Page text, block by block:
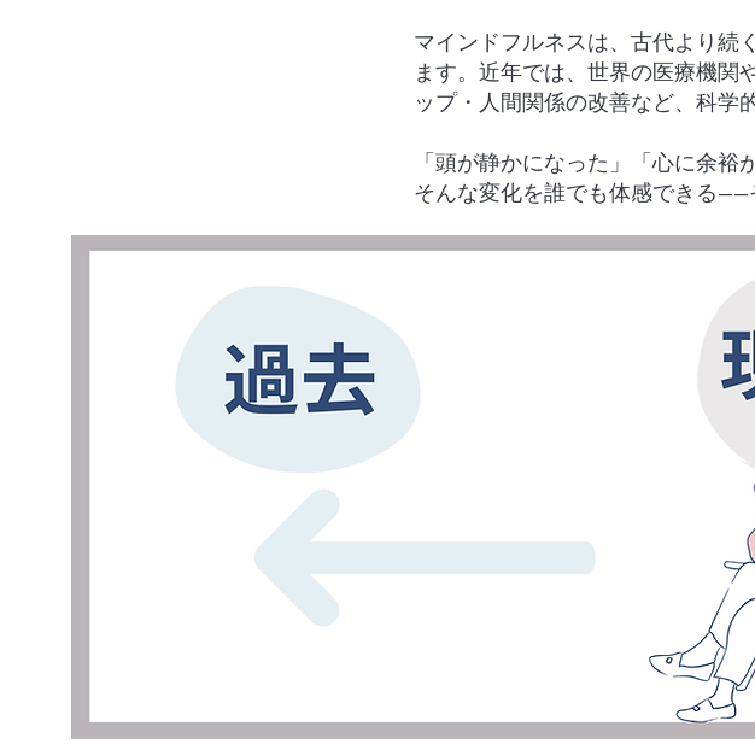
マインドフルネスは、古代より続
ます。近年では、世界の医療機関
ップ・人間関係の改善など、科学
「頭が静かになった」「心に余裕
そんな変化を誰でも体感できる——